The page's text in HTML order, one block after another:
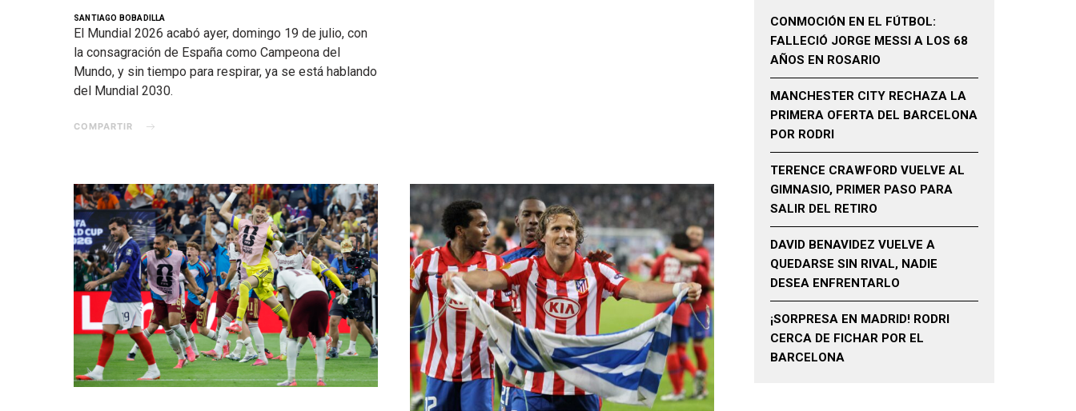
SANTIAGO BOBADILLA
El Mundial 2026 acabó ayer, domingo 19 de julio, con
la consagración de España como Campeona del
Mundo, y sin tiempo para respirar, ya se está hablando
del Mundial 2030.
COMPARTIR
CONMOCIÓN EN EL FÚTBOL:
FALLECIÓ JORGE MESSI A LOS 68
AÑOS EN ROSARIO
MANCHESTER CITY RECHAZA LA
PRIMERA OFERTA DEL BARCELONA
POR RODRI
TERENCE CRAWFORD VUELVE AL
GIMNASIO, PRIMER PASO PARA
SALIR DEL RETIRO
DAVID BENAVIDEZ VUELVE A
QUEDARSE SIN RIVAL, NADIE
DESEA ENFRENTARLO
¡SORPRESA EN MADRID! RODRI
CERCA DE FICHAR POR EL
BARCELONA